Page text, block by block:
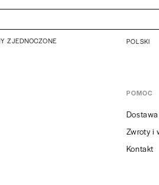
ZJEDNOCZONE POLSKI
POMOC
Dostawa
Zwroty i
Kontakt